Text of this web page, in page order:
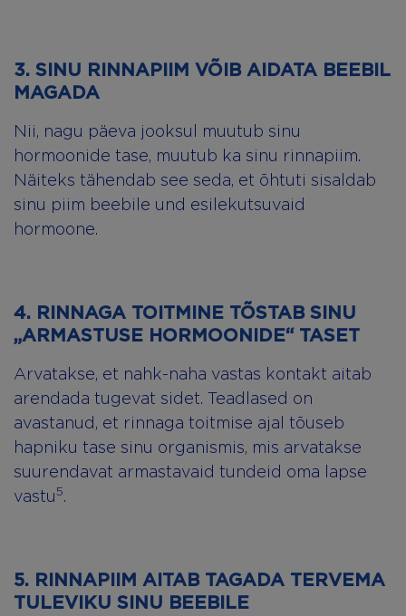
3. SINU RINNAPIIM VÕIB AIDATA BEEBIL
MAGADA
Nii, nagu päeva jooksul muutub sinu
hormoonide tase, muutub ka sinu rinnapiim.
Näiteks tähendab see seda, et õhtuti sisaldab
sinu piim beebile und esilekutsuvaid
hormoone.
4. RINNAGA TOITMINE TÕSTAB SINU
„ARMASTUSE HORMOONIDE“ TASET
Arvatakse, et nahk-naha vastas kontakt aitab
arendada tugevat sidet. Teadlased on
avastanud, et rinnaga toitmise ajal tõuseb
hapniku tase sinu organismis, mis arvatakse
suurendavat armastavaid tundeid oma lapse
vastu5.
5. RINNAPIIM AITAB TAGADA TERVEMA
TULEVIKU SINU BEEBILE